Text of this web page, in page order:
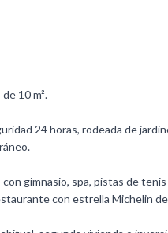
10 m².
24 horas, rodeada de
gimnasio, spa, pistas de
con estrella Michelin